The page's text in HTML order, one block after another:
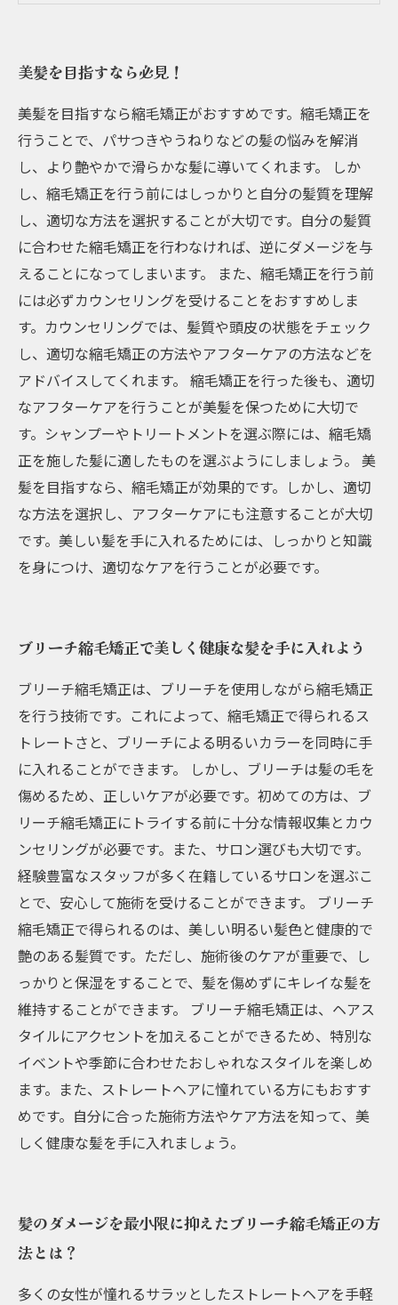
美髪を目指すなら必見！
美髪を目指すなら縮毛矯正がおすすめです。縮毛矯正を
行うことで、パサつきやうねりなどの髪の悩みを解消
し、より艶やかで滑らかな髪に導いてくれます。 しか
し、縮毛矯正を行う前にはしっかりと自分の髪質を理解
し、適切な方法を選択することが大切です。自分の髪質
に合わせた縮毛矯正を行わなければ、逆にダメージを与
えることになってしまいます。 また、縮毛矯正を行う前
には必ずカウンセリングを受けることをおすすめしま
す。カウンセリングでは、髪質や頭皮の状態をチェック
し、適切な縮毛矯正の方法やアフターケアの方法などを
アドバイスしてくれます。 縮毛矯正を行った後も、適切
なアフターケアを行うことが美髪を保つために大切で
す。シャンプーやトリートメントを選ぶ際には、縮毛矯
正を施した髪に適したものを選ぶようにしましょう。 美
髪を目指すなら、縮毛矯正が効果的です。しかし、適切
な方法を選択し、アフターケアにも注意することが大切
です。美しい髪を手に入れるためには、しっかりと知識
を身につけ、適切なケアを行うことが必要です。
ブリーチ縮毛矯正で美しく健康な髪を手に入れよう
ブリーチ縮毛矯正は、ブリーチを使用しながら縮毛矯正
を行う技術です。これによって、縮毛矯正で得られるス
トレートさと、ブリーチによる明るいカラーを同時に手
に入れることができます。 しかし、ブリーチは髪の毛を
傷めるため、正しいケアが必要です。初めての方は、ブ
リーチ縮毛矯正にトライする前に十分な情報収集とカウ
ンセリングが必要です。また、サロン選びも大切です。
経験豊富なスタッフが多く在籍しているサロンを選ぶこ
とで、安心して施術を受けることができます。 ブリーチ
縮毛矯正で得られるのは、美しい明るい髪色と健康的で
艶のある髪質です。ただし、施術後のケアが重要で、し
っかりと保湿をすることで、髪を傷めずにキレイな髪を
維持することができます。 ブリーチ縮毛矯正は、ヘアス
タイルにアクセントを加えることができるため、特別な
イベントや季節に合わせたおしゃれなスタイルを楽しめ
ます。また、ストレートヘアに憧れている方にもおすす
めです。自分に合った施術方法やケア方法を知って、美
しく健康な髪を手に入れましょう。
髪のダメージを最小限に抑えたブリーチ縮毛矯正の方
法とは？
多くの女性が憧れるサラッとしたストレートヘアを手軽